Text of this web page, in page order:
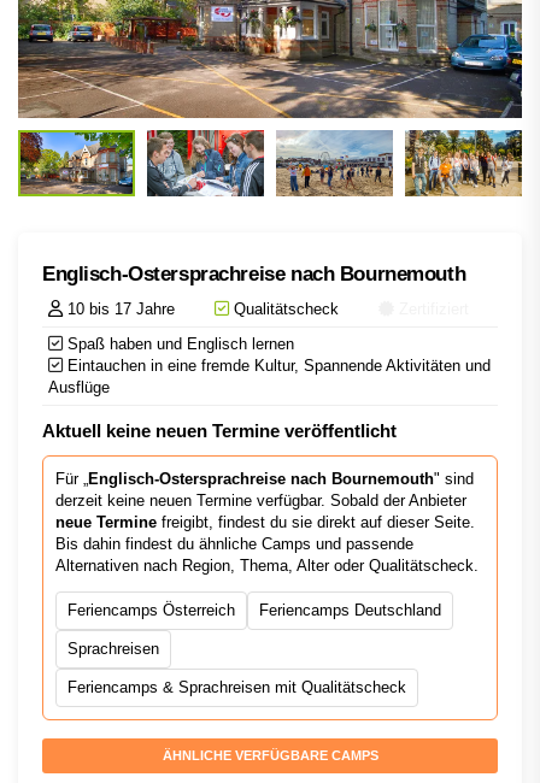
Englisch-Ostersprachreise nach Bournemouth
10 bis 17 Jahre Qualitätscheck
Spaß haben und Englisch lernen
Eintauchen in eine fremde Kultur, Spannende Aktivitäten und
Ausflüge
Aktuell keine neuen Termine veröffentlicht
Für „ Englisch-Ostersprachreise nach Bournemouth" sind
derzeit keine neuen Termine verfügbar. Sobald der Anbieter
neue Termine freigibt, findest du sie direkt auf dieser Seite.
Bis dahin findest du ähnliche Camps und passende
Alternativen nach Region, Thema, Alter oder Qualitätscheck.
Feriencamps Österreich Feriencamps Deutschland
Sprachreisen
Feriencamps & Sprachreisen mit Qualitätscheck
ÄHNLICHE VERFÜGBARE CAMPS